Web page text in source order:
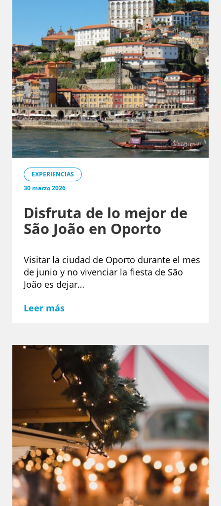
EXPERIENCIAS
30 marzo 2026
Disfruta de lo mejor de
São João en Oporto
Visitar la ciudad de Oporto durante el mes
de junio y no vivenciar la fiesta de São
João es dejar…
Leer más